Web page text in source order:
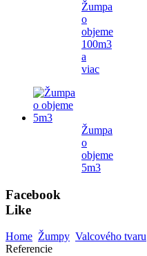
Žumpa
o
objeme
100m3
a
viac
Žumpa
o
objeme
5m3
Facebook
Like
Home Žumpy Valcového tvaru
Referencie